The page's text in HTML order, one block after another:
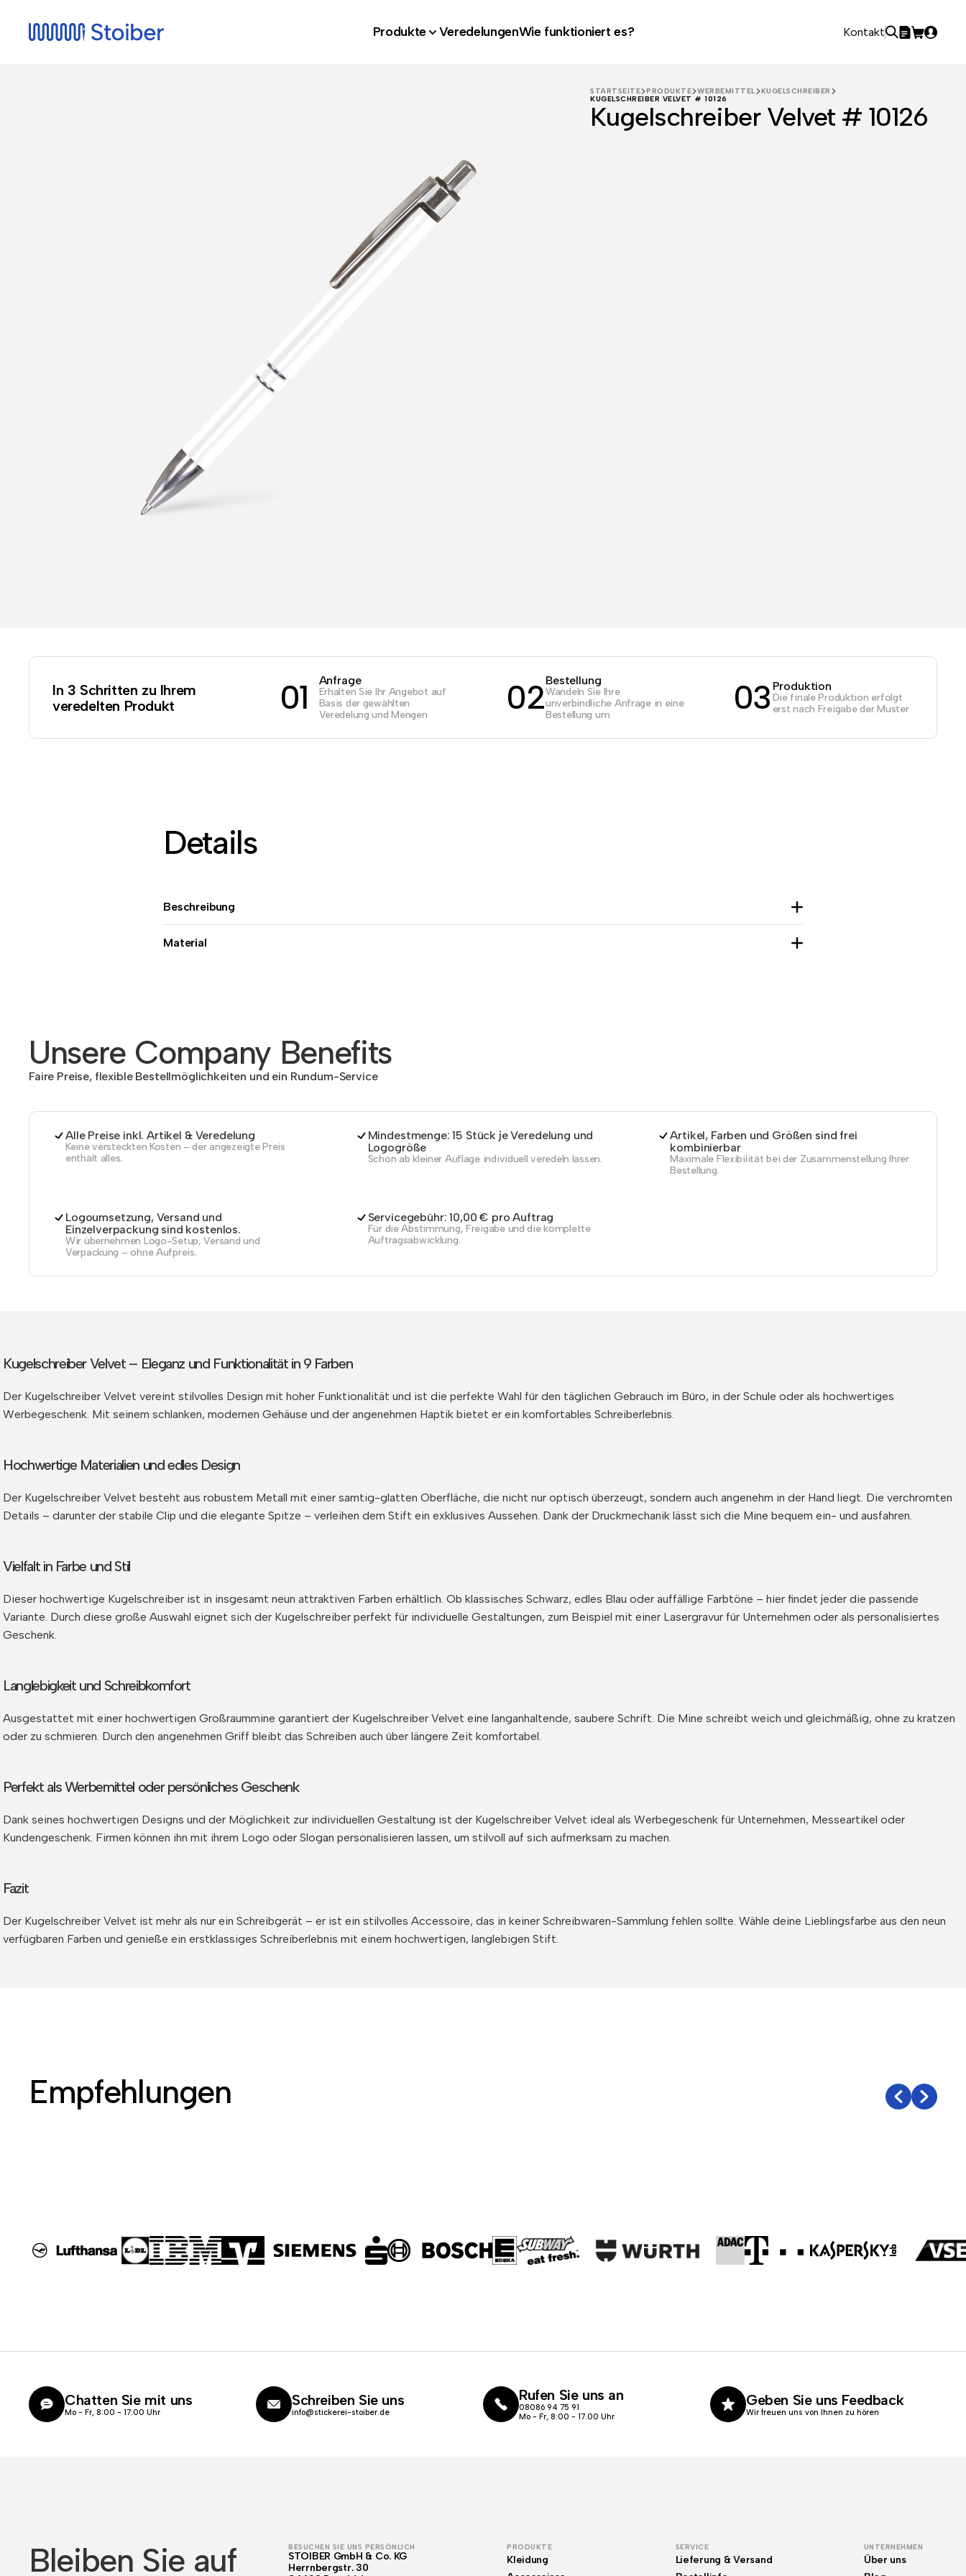
Produkte VeredelungenWie funktioniert es? Kontakt
STARTSEITE PRODUKTE WERBEMITTEL
KUGELSCHREIBER
KUGELSCHREIBER VELVET # 10126
Kugelschreiber Velvet # 10126
In 3 Schritten zu Ihrem
veredelten Produkt
01 Anfrage
Erhalten Sie Ihr Angebot auf
Basis der gewählten
Veredelung und Mengen
02Bestellung
Wandeln Sie Ihre
unverbindliche Anfrage in eine
Bestellung um
03 Produktion
Die finale Produktion erfolgt
erst nach Freigabe der Muster
Details
Beschreibung
Material
Unsere Company Benefits
Faire Preise, flexible Bestellmöglichkeiten und ein Rundum-Service
Alle Preise inkl. Artikel & Veredelung
Keine versteckten Kosten – der angezeigte Preis
enthält alles.
Mindestmenge: 15 Stück je Veredelung und
Logogröße
Schon ab kleiner Auflage individuell veredeln lassen.
Artikel, Farben und Größen sind frei
kombinierbar
Maximale Flexibilität bei der Zusammenstellung Ihrer
Bestellung.
Logoumsetzung, Versand und
Einzelverpackung sind kostenlos.
Wir übernehmen Logo-Setup, Versand und
Verpackung – ohne Aufpreis.
Servicegebühr: 10,00 € pro Auftrag
Für die Abstimmung, Freigabe und die komplette
Auftragsabwicklung.
Kugelschreiber Velvet – Eleganz und Funktionalität in 9 Farben
Der Kugelschreiber Velvet vereint stilvolles Design mit hoher Funktionalität und ist die perfekte Wahl für den täglichen Gebrauch im Büro, in der Schule oder als hochwertiges
Werbegeschenk. Mit seinem schlanken, modernen Gehäuse und der angenehmen Haptik bietet er ein komfortables Schreiberlebnis.
Hochwertige Materialien und edles Design
Der Kugelschreiber Velvet besteht aus robustem Metall mit einer samtig-glatten Oberfläche, die nicht nur optisch überzeugt, sondern auch angenehm in der Hand liegt. Die verchromten
Details – darunter der stabile Clip und die elegante Spitze – verleihen dem Stift ein exklusives Aussehen. Dank der Druckmechanik lässt sich die Mine bequem ein- und ausfahren.
Vielfalt in Farbe und Stil
Dieser hochwertige Kugelschreiber ist in insgesamt neun attraktiven Farben erhältlich. Ob klassisches Schwarz, edles Blau oder auffällige Farbtöne – hier findet jeder die passende
Variante. Durch diese große Auswahl eignet sich der Kugelschreiber perfekt für individuelle Gestaltungen, zum Beispiel mit einer Lasergravur für Unternehmen oder als personalisiertes
Geschenk.
Langlebigkeit und Schreibkomfort
Ausgestattet mit einer hochwertigen Großraummine garantiert der Kugelschreiber Velvet eine langanhaltende, saubere Schrift. Die Mine schreibt weich und gleichmäßig, ohne zu kratzen
oder zu schmieren. Durch den angenehmen Griff bleibt das Schreiben auch über längere Zeit komfortabel.
Perfekt als Werbemittel oder persönliches Geschenk
Dank seines hochwertigen Designs und der Möglichkeit zur individuellen Gestaltung ist der Kugelschreiber Velvet ideal als Werbegeschenk für Unternehmen, Messeartikel oder
Kundengeschenk. Firmen können ihn mit ihrem Logo oder Slogan personalisieren lassen, um stilvoll auf sich aufmerksam zu machen.
Fazit
Der Kugelschreiber Velvet ist mehr als nur ein Schreibgerät – er ist ein stilvolles Accessoire, das in keiner Schreibwaren-Sammlung fehlen sollte. Wähle deine Lieblingsfarbe aus den neun
verfügbaren Farben und genieße ein erstklassiges Schreiberlebnis mit einem hochwertigen, langlebigen Stift.
Empfehlungen
Chatten Sie mit uns
Mo - Fr, 8:00 - 17:00 Uhr
Schreiben Sie uns
info@stickerei-stoiber.de
Rufen Sie uns an
08086 94 75 91
Mo - Fr, 8:00 - 17.00 Uhr
Geben Sie uns Feedback
Wir freuen uns von Ihnen zu hören
Bleiben Sie auf BESUCHEN SIE UNS PERSÖNLICH
STOIBER GmbH & Co. KG
Herrnbergstr. 30
PRODUKTE
Kleidung
SERVICE
Lieferung & Versand
UNTERNEHMEN
Über uns